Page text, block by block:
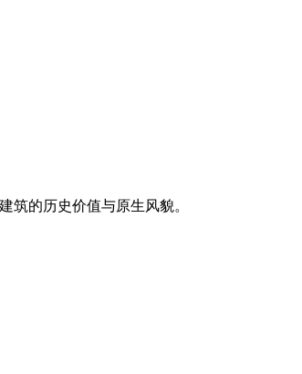
筑的历史价值与原生风貌。